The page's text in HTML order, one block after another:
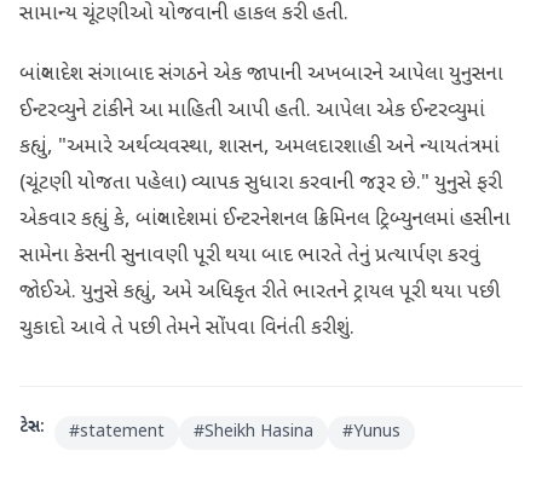
સામાન્ય ચૂંટણીઓ યોજવાની હાકલ કરી હતી.
બાંગ્લાદેશ સંગાબાદ સંગઠને એક જાપાની અખબારને આપેલા યુનુસના
ઈન્ટરવ્યુને ટાંકીને આ માહિતી આપી હતી. આપેલા એક ઈન્ટરવ્યુમાં
કહ્યું, "અમારે અર્થવ્યવસ્થા, શાસન, અમલદારશાહી અને ન્યાયતંત્રમાં
(ચૂંટણી યોજતા પહેલા) વ્યાપક સુધારા કરવાની જરૂર છે." યુનુસે ફરી
એકવાર કહ્યું કે, બાંગ્લાદેશમાં ઈન્ટરનેશનલ ક્રિમિનલ ટ્રિબ્યુનલમાં હસીના
સામેના કેસની સુનાવણી પૂરી થયા બાદ ભારતે તેનું પ્રત્યાર્પણ કરવું
જોઈએ. યુનુસે કહ્યું, અમે અધિકૃત રીતે ભારતને ટ્રાયલ પૂરી થયા પછી
ચુકાદો આવે તે પછી તેમને સોંપવા વિનંતી કરીશું.
ટેગ્સ: #statement #Sheikh Hasina #Yunus